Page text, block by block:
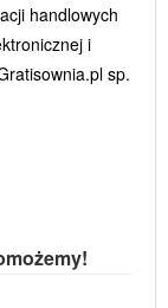
handlowych
i
sp.